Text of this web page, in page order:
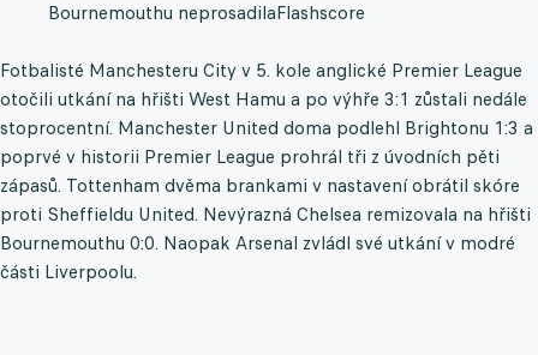
Bournemouthu neprosadilaFlashscore
Fotbalisté Manchesteru City v 5. kole anglické Premier League
otočili utkání na hřišti West Hamu a po výhře 3:1 zůstali nedále
stoprocentní. Manchester United doma podlehl Brightonu 1:3 a
poprvé v historii Premier League prohrál tři z úvodních pěti
zápasů. Tottenham dvěma brankami v nastavení obrátil skóre
proti Sheffieldu United. Nevýrazná Chelsea remizovala na hřišti
Bournemouthu 0:0. Naopak Arsenal zvládl své utkání v modré
části Liverpoolu.